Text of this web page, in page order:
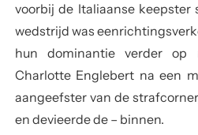
voorbij de Italiaanse keepster
wedstrijd was
hun dominantie verder op
Charlotte Englebert na een
aangeefster van de
en devieerde de – binnen.